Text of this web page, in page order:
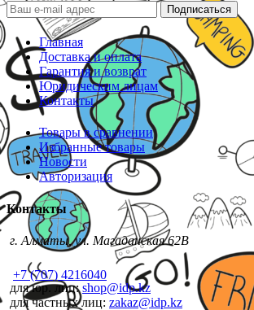
Подписаться
Главная
Доставка и оплата
Гарантия и возврат
Юридическим лицам
Контакты
Товары в сравнении
Избранные товары
Новости
Авторизация
Контакты
г. Алматы, ул. Магаданская 62В
+7 (707) 4216040
для юр. лиц:shop@idp.kz
для частных лиц: zakaz@idp.kz